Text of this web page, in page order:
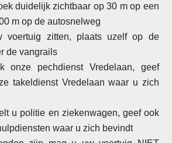
duidelijk zichtbaar op 30 m op een
m op de autosnelweg
zitten, plaats uzelf op de
de vangrails
onze pechdienst Vredelaan, geef
takeldienst Vredelaan waar u zich
u politie en ziekenwagen, geef ook
waar u zich bevindt